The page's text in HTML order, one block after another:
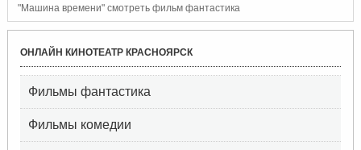
"Машина времени" смотреть фильм фантастика
ОНЛАЙН КИНОТЕАТР КРАСНОЯРСК
Фильмы фантастика
Фильмы комедии